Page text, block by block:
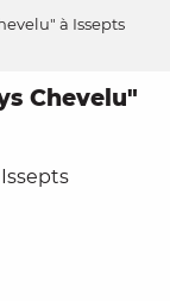
à Issepts
Chevelu"